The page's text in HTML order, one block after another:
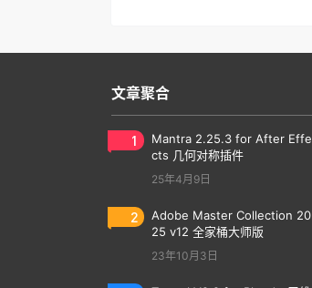
文章聚合
1
Mantra 2.25.3 for After Effe
cts 几何对称插件
25年4月9日
2
Adobe Master Collection 20
25 v12 全家桶大师版
23年10月3日